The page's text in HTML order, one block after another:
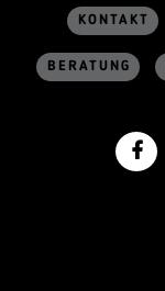
KONTAKT
BERATUNG